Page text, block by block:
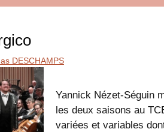
DESCHAMPS
Yannick Nézet-Séguin
les deux saisons au
variées et variables